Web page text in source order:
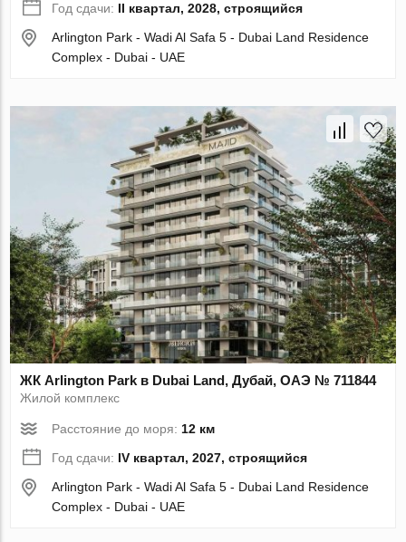
Год сдачи: II квартал, 2028, строящийся
Arlington Park - Wadi Al Safa 5 - Dubai Land Residence
Complex - Dubai - UAE
ЖК Arlington Park в Dubai Land, Дубай, ОАЭ № 711844
Жилой комплекс
Расстояние до моря: 12 км
Год сдачи: IV квартал, 2027, строящийся
Arlington Park - Wadi Al Safa 5 - Dubai Land Residence
Complex - Dubai - UAE